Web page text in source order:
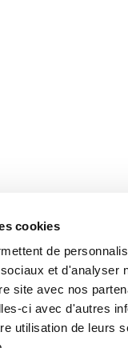
cookies
de
et d'analyser
site avec nos
ci avec d'autres
utilisation de leurs